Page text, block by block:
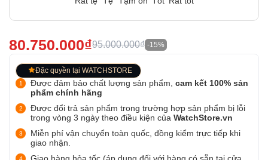
80.750.000₫95.000.000₫ -15%
Đặc quyền tại WATCHSTORE
Được đảm bảo chất lượng sản phẩm, cam kết 100% sản
phẩm chính hãng
Được đổi trả sản phẩm trong trường hợp sản phẩm bị lỗi
trong vòng 3 ngày theo điều kiện của WatchStore.vn
Miễn phí vận chuyển toàn quốc, đồng kiểm trực tiếp khi
giao nhận.